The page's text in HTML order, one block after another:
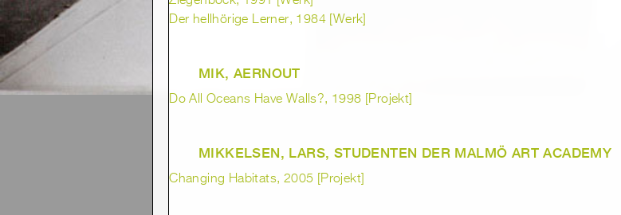
Der hellhörige Lerner, 1984 [Werk]
MIK, AERNOUT
Do All Oceans Have Walls?, 1998 [Projekt]
MIKKELSEN, LARS, STUDENTEN DER MALMÖ ART ACADEMY
Changing Habitats, 2005 [Projekt]